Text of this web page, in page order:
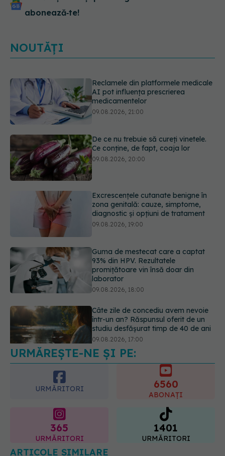
abonează‑te!
NOUTĂȚI
Ce conține, de fapt, coaja lor
09.08.2026, 20:00
zona genitală: cauze, simptome,
diagnostic și opțiuni de tratament
09.08.2026, 19:00
93% din HPV. Rezultatele
promițătoare vin însă doar din
laborator
09.08.2026, 18:00
într-un an? Răspunsul oferit de un
studiu desfășurat timp de 40 de ani
09.08.2026, 17:00
URMĂREȘTE-NE ȘI PE:
URMĂRITORI 6560
ABONAȚI
365
URMĂRITORI
1401
URMĂRITORI
ARTICOLE SIMILARE